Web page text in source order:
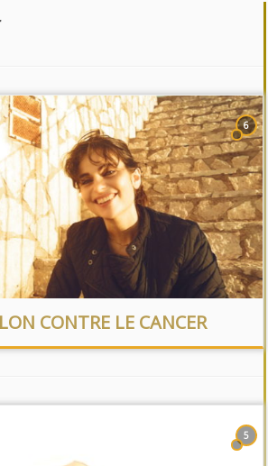
6
CONTRE LE CANCER
5